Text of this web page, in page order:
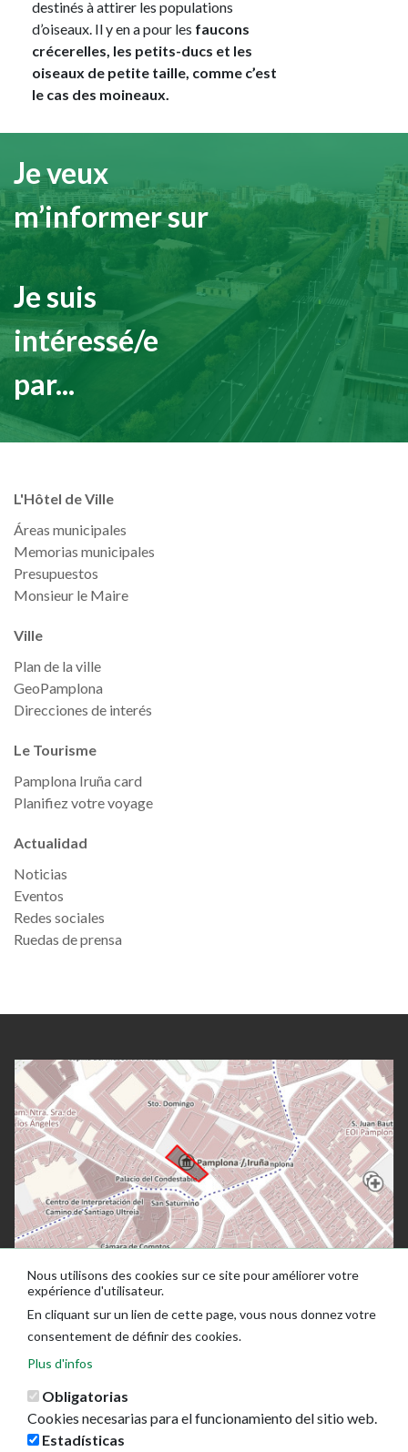
destinés à attirer les populations
d’oiseaux. Il y en a pour les faucons
crécerelles, les petits-ducs et les
oiseaux de petite taille, comme c’est
le cas des moineaux.
Je veux
m’informer sur
Je suis
intéressé/e
par...
L'Hôtel de Ville
Áreas municipales
Memorias municipales
Presupuestos
Monsieur le Maire
Ville
Plan de la ville
GeoPamplona
Direcciones de interés
Le Tourisme
Pamplona Iruña card
Planifiez votre voyage
Actualidad
Noticias
Eventos
Redes sociales
Ruedas de prensa
Nous utilisons des cookies sur ce site pour améliorer votre
expérience d'utilisateur.
En cliquant sur un lien de cette page, vous nous donnez votre
consentement de définir des cookies.
Plus d'infos
Obligatorias
Cookies necesarias para el funcionamiento del sitio web.
Estadísticas